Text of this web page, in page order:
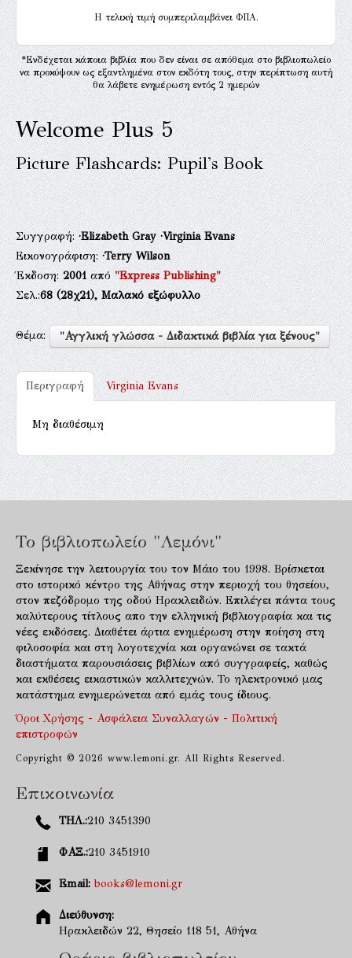
H τελική τιμή συμπεριλαμβάνει ΦΠΑ.
*Ενδέχεται κάποια βιβλία που δεν είναι σε απόθεμα στο βιβλιοπωλείο
να προκύψουν ως εξαντλημένα στον εκδότη τους, στην περίπτωση αυτή
θα λάβετε ενημέρωση εντός 2 ημερών
Welcome Plus 5
Picture Flashcards: Pupil's Book
Συγγραφή:·Elizabeth Gray·Virginia Evans
Εικονογράφιση:·Terry Wilson
Έκδοση:2001από"Express Publishing"
Σελ.:68(28χ21), Μαλακό εξώφυλλο
Θέμα: "Αγγλική γλώσσα - Διδακτικά βιβλία για ξένους"
Περιγραφή Virginia Evans
Μη διαθέσιμη
Το βιβλιοπωλείο "Λεμόνι"
Ξεκίνησε την λειτουργία του τον Μάιο του 1998. Βρίσκεται
στο ιστορικό κέντρο της Αθήνας στην περιοχή του θησείου,
στον πεζόδρομο της οδού Ηρακλειδών. Επιλέγει πάντα τους
καλύτερους τίτλους απο την ελληνική βιβλιογραφία και τις
νέες εκδόσεις. Διαθέτει άρτια ενημέρωση στην ποίηση στη
φιλοσοφία και στη λογοτεχνία και οργανώνει σε τακτά
διαστήματα παρουσιάσεις βιβλίων από συγγραφείς, καθώς
και εκθέσεις εικαστικών καλλιτεχνών. Το ηλεκτρονικό μας
κατάστημα ενημερώνεται από εμάς τους ίδιους.
Όροι Χρήσης - Ασφάλεια Συναλλαγών - Πολιτική
επιστροφών
Copyright © 2026 www.lemoni.gr. All Rights Reserved.
Επικοινωνία
ΤΗΛ.:210 3451390
ΦΑΞ.:210 3451910
Email: books@lemoni.gr
Διεύθυνση:
Ηρακλειδών 22, Θησείο 118 51, Αθήνα